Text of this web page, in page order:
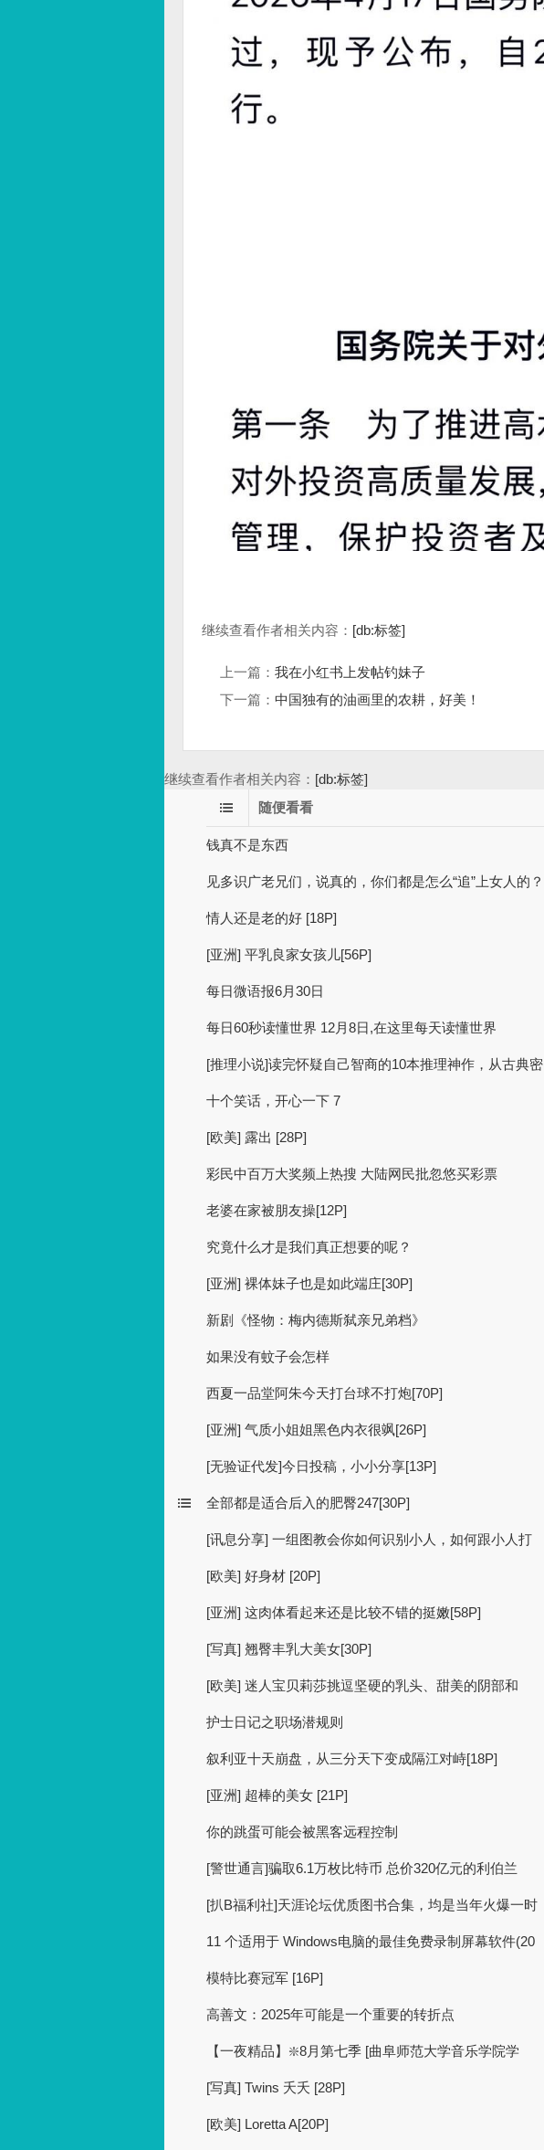
继续查看作者相关内容： [db:标签]
上一篇： 我在小红书上发帖钓妹子
下一篇： 中国独有的油画里的农耕，好美！
继续查看作者相关内容： [db:标签]
随便看看
钱真不是东西
见多识广老兄们，说真的，你们都是怎么“追”上女人的？
情人还是老的好 [18P]
[亚洲] 平乳良家女孩儿[56P]
每日微语报6月30日
每日60秒读懂世界 12月8日,在这里每天读懂世界
[推理小说]读完怀疑自己智商的10本推理神作，从古典密
十个笑话，开心一下 7
[欧美] 露出 [28P]
彩民中百万大奖频上热搜 大陆网民批忽悠买彩票
老婆在家被朋友操[12P]
究竟什么才是我们真正想要的呢？
[亚洲] 裸体妹子也是如此端庄[30P]
新剧《怪物：梅内德斯弑亲兄弟档》
如果没有蚊子会怎样
西夏一品堂阿朱今天打台球不打炮[70P]
[亚洲] 气质小姐姐黑色内衣很飒[26P]
[无验证代发]今日投稿，小小分享[13P]
全部都是适合后入的肥臀247[30P]
[讯息分享] 一组图教会你如何识别小人，如何跟小人打
[欧美] 好身材 [20P]
[亚洲] 这肉体看起来还是比较不错的挺嫩[58P]
[写真] 翘臀丰乳大美女[30P]
[欧美] 迷人宝贝莉莎挑逗坚硬的乳头、甜美的阴部和
护士日记之职场潜规则
叙利亚十天崩盘，从三分天下变成隔江对峙[18P]
[亚洲] 超棒的美女 [21P]
你的跳蛋可能会被黑客远程控制
[警世通言]骗取6.1万枚比特币 总价320亿元的利伯兰
[扒B福利社]天涯论坛优质图书合集，均是当年火爆一时
11 个适用于 Windows电脑的最佳免费录制屏幕软件(20
模特比赛冠军 [16P]
高善文：2025年可能是一个重要的转折点
【一夜精品】❇️8月第七季 [曲阜师范大学音乐学院学
[写真] Twins 夭夭 [28P]
[欧美] Loretta A[20P]